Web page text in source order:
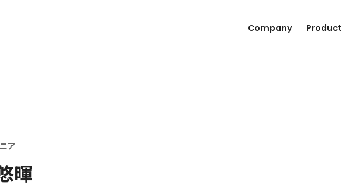
Company Product
ア
暉